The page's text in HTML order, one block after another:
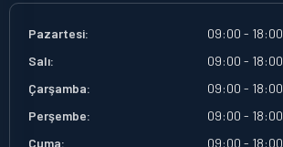
Pazartesi:
09:00 - 18:00
Salı:
09:00 - 18:00
Çarşamba:
09:00 - 18:00
Perşembe:
09:00 - 18:00
Cuma:
09:00 - 18:00